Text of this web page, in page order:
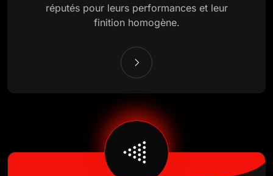
réputés pour leurs performances et leur
finition homogène.